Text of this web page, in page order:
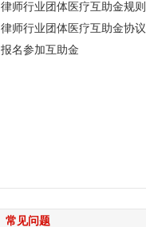
律师行业团体医疗互助金规
律师行业团体医疗互助金协议
报名参加互助金
常见问题